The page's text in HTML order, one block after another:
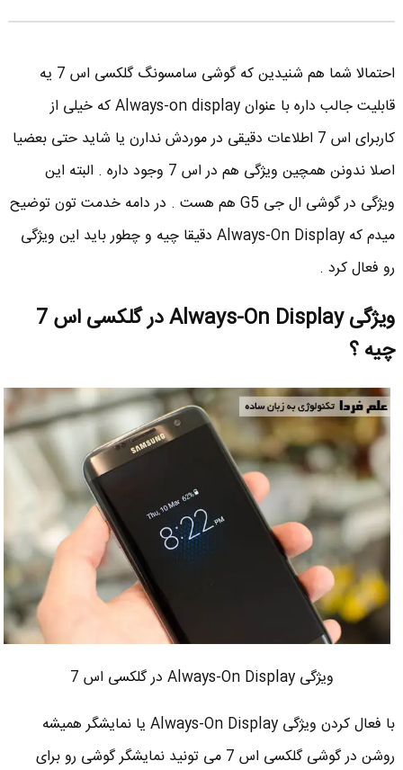
احتمالا شما هم شنیدین که گوشی سامسونگ گلکسی اس 7 یه
قابلیت جالب داره با عنوان Always-on display که خیلی از
کاربرای اس 7 اطلاعات دقیقی در موردش ندارن یا شاید حتی بعضیا
اصلا ندونن همچین ویژگی هم در اس 7 وجود داره . البته این
ویژگی در گوشی ال جی G5 هم هست . در دامه خدمت تون توضیح
میدم که Always-On Display دقیقا چیه و چطور باید این ویژگی
رو فعال کرد .
ویژگی Always-On Display در گلکسی اس 7
چیه ؟
ویژگی Always-On Display در گلکسی اس 7
با فعال کردن ویژگی Always-On Display یا نمایشگر همیشه
روشن در گوشی گلکسی اس 7 می تونید نمایشگر گوشی رو برای